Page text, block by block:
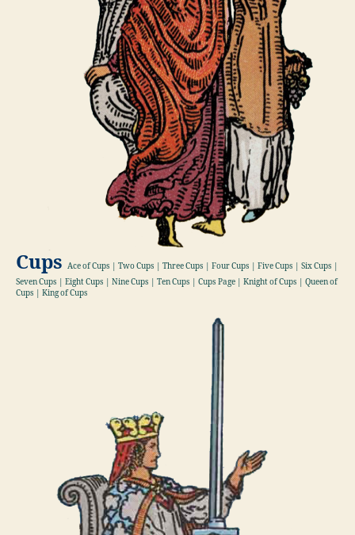
Cups Ace of Cups | Two Cups | Three Cups | Four Cups | Five Cups | Six Cups |
Seven Cups | Eight Cups | Nine Cups | Ten Cups | Cups Page | Knight of Cups | Queen of
Cups | King of Cups